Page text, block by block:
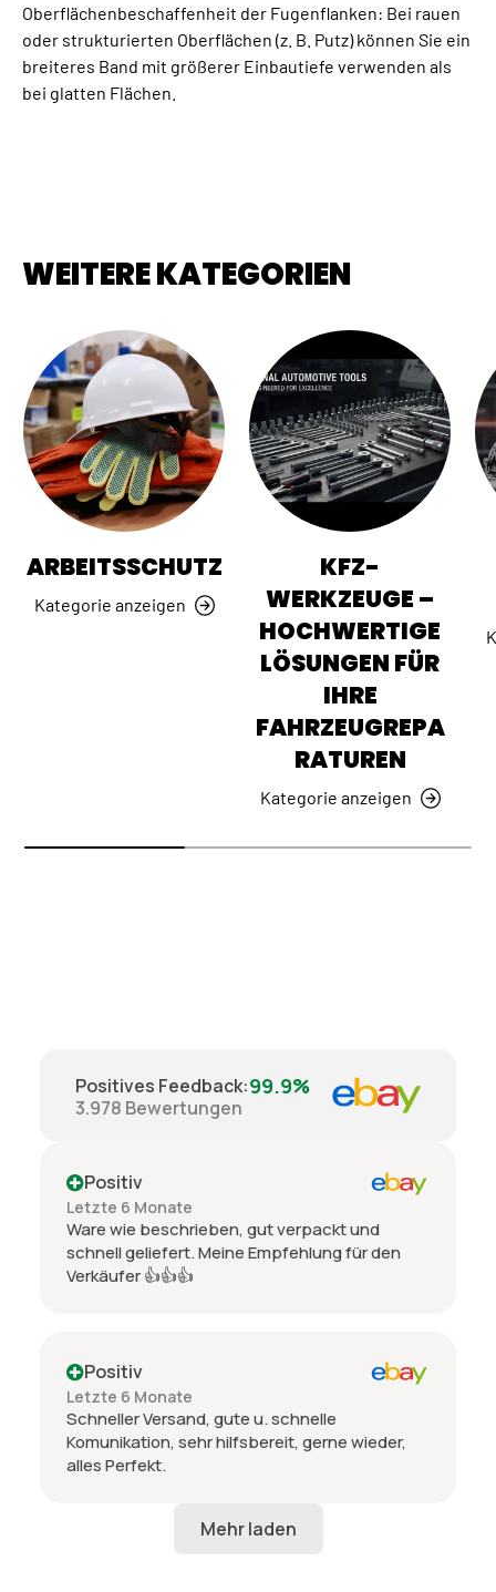
Oberflächenbeschaffenheit der Fugenflanken: Bei rauen
oder strukturierten Oberflächen (z. B. Putz) können Sie ein
breiteres Band mit größerer Einbautiefe verwenden als
bei glatten Flächen.
WEITERE KATEGORIEN
ARBEITSSCHUTZ
Kategorie anzeigen
KFZ-
WERKZEUGE –
HOCHWERTIGE
LÖSUNGEN FÜR
IHRE
FAHRZEUGREPA
RATUREN
Kategorie anzeigen
Positives Feedback:99.9%
3.978 Bewertungen
Positiv
Letzte 6 Monate
Ware wie beschrieben, gut verpackt und
schnell geliefert. Meine Empfehlung für den
Verkäufer 👍👍👍
Positiv
Letzte 6 Monate
Schneller Versand, gute u. schnelle
Komunikation, sehr hilfsbereit, gerne wieder,
alles Perfekt.